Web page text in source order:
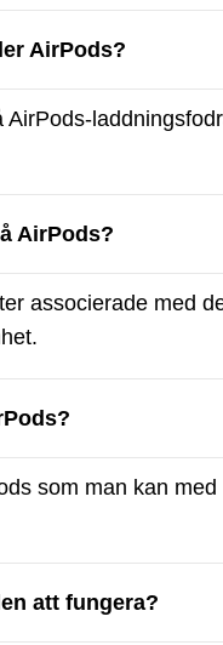
AirPods?
AirPods?
associerade med
som man kan
att fungera?